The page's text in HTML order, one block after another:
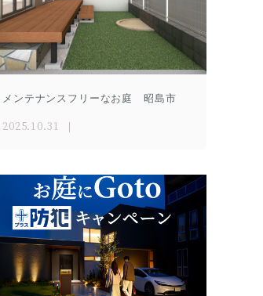
メンテナンスフリーなお庭 昭島市
2025.10.31